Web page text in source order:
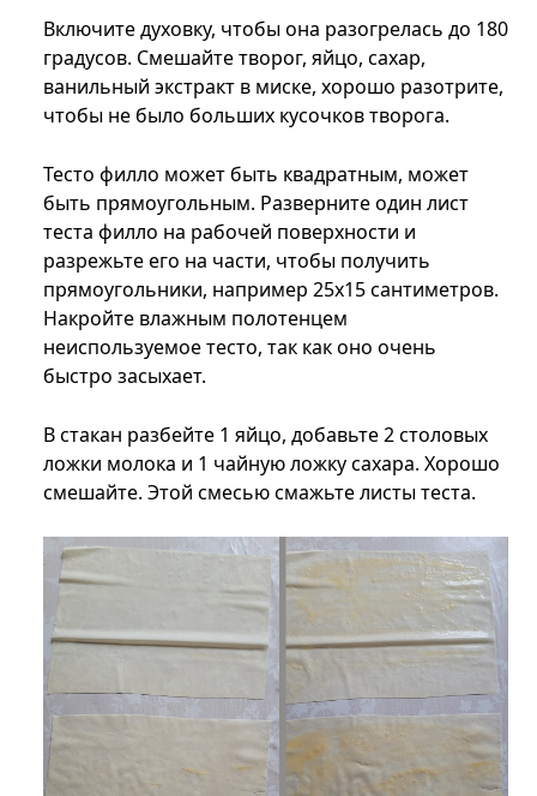
Включите духовку, чтобы она разогрелась до 180
градусов. Смешайте творог, яйцо, сахар,
ванильный экстракт в миске, хорошо разотрите,
чтобы не было больших кусочков творога.
Тесто филло может быть квадратным, может
быть прямоугольным. Разверните один лист
теста филло на рабочей поверхности и
разрежьте его на части, чтобы получить
прямоугольники, например 25х15 сантиметров.
Накройте влажным полотенцем
неиспользуемое тесто, так как оно очень
быстро засыхает.
В стакан разбейте 1 яйцо, добавьте 2 столовых
ложки молока и 1 чайную ложку сахара. Хорошо
смешайте. Этой смесью смажьте листы теста.